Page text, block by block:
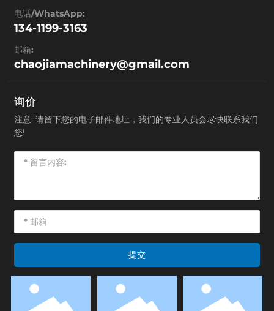
电话/WhatsApp:
134-1199-3163
邮箱:
chaojiamachinery@gmail.com
询价
注意: 请留下您的电子邮件地址，我们的专业人员会尽快联系我们
您!
提交